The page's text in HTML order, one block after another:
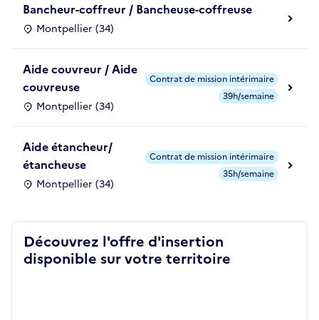
Bancheur-coffreur / Bancheuse-coffreuse
Montpellier (34)
Aide couvreur / Aide
couvreuse
Montpellier (34)
Contrat de mission intérimaire
39h/semaine
Aide étancheur/
étancheuse
Montpellier (34)
Contrat de mission intérimaire
35h/semaine
Découvrez l'offre d'insertion
disponible sur votre territoire